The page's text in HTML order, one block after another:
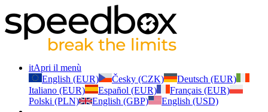
itApri il menù
English (EUR)
Česky (CZK)
Deutsch (EUR)
Italiano (EUR)
Español (EUR)
Français (EUR)
Polski (PLN)
English (GBP) English (USD)